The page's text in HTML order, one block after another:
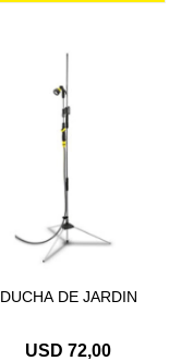
DUCHA DE JARDIN
USD 72,00